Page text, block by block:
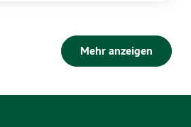
Mehr anzeigen